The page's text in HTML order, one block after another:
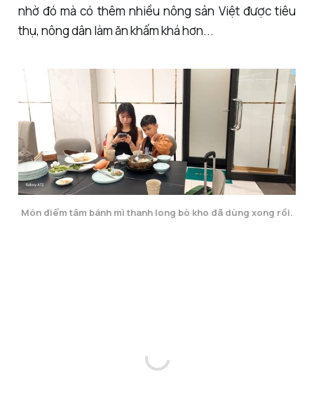
nhờ đó mà có thêm nhiều nông sản Việt được tiêu
thụ, nông dân làm ăn khấm khá hơn...
Món điểm tâm bánh mì thanh long bò kho đã dùng xong rồi.